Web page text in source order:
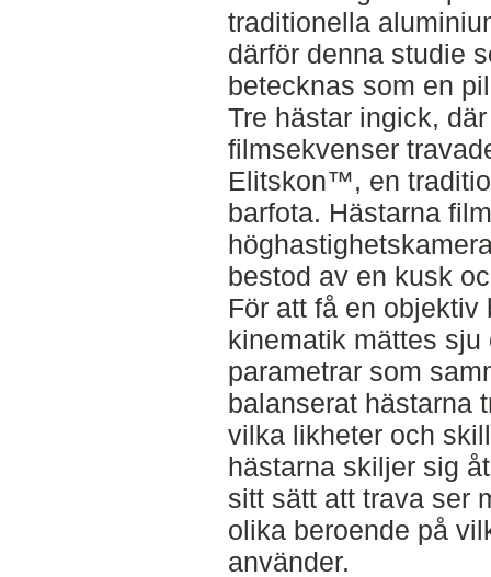
traditionella
därför denna studie
betecknas som en
Tre hästar ingick,
filmsekvenser
Elitskon™, en
barfota. Hästarna
bestod av en kusk
För att få en
kinematik mättes sju
parametrar som
balanserat hästarna
vilka likheter och
hästarna skiljer sig
sitt sätt att trava ser
olika beroende på
använder.